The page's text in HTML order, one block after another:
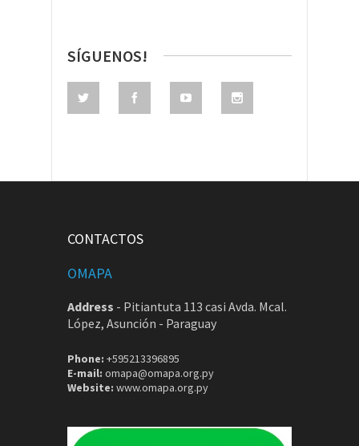
SÍGUENOS!
CONTACTOS
OMAPA
Address - Pitiantuta 113 casi Avda. Mcal.
López, Asunción - Paraguay
Phone: +595213396895
E-mail: omapa@omapa.org.py
Website: www.omapa.org.py